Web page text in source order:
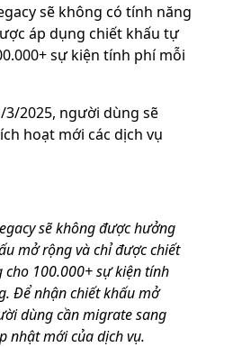
sẽ không có tính năng
áp dụng chiết khấu tự
sự kiện tính phí mỗi
3/2025, người dùng sẽ
hoạt mới các dịch vụ
sẽ không được hưởng
mở rộng và chỉ được chiết
cho 100.000+ sự kiện tính
Để nhận chiết khấu mở
dùng cần migrate sang
nhật mới của dịch vụ.